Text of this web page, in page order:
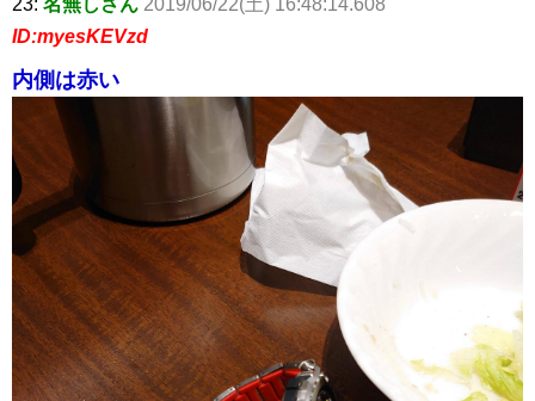
23: 名無しさん 2019/06/22(土) 16:48:14.608
ID:myesKEVzd
内側は赤い